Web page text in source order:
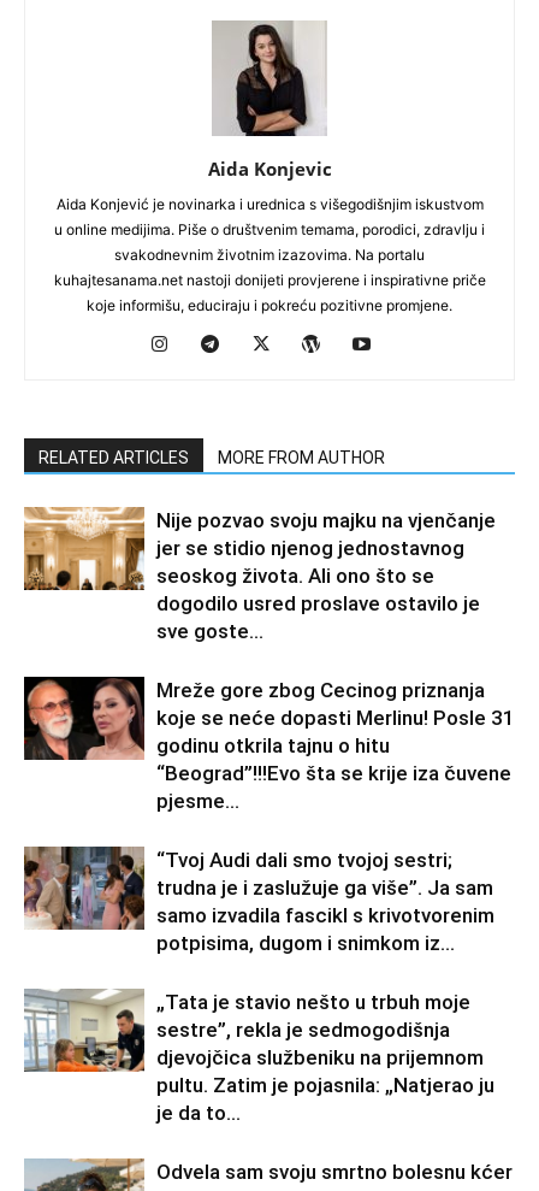
Aida Konjevic
Aida Konjević je novinarka i urednica s višegodišnjim iskustvom
u online medijima. Piše o društvenim temama, porodici, zdravlju i
svakodnevnim životnim izazovima. Na portalu
kuhajtesanama.net nastoji donijeti provjerene i inspirativne priče
koje informišu, educiraju i pokreću pozitivne promjene.
RELATED ARTICLES MORE FROM AUTHOR
Nije pozvao svoju majku na vjenčanje
jer se stidio njenog jednostavnog
seoskog života. Ali ono što se
dogodilo usred proslave ostavilo je
sve goste...
Mreže gore zbog Cecinog priznanja
koje se neće dopasti Merlinu! Posle 31
godinu otkrila tajnu o hitu
“Beograd”!!!Evo šta se krije iza čuvene
pjesme...
“Tvoj Audi dali smo tvojoj sestri;
trudna je i zaslužuje ga više”. Ja sam
samo izvadila fascikl s krivotvorenim
potpisima, dugom i snimkom iz...
„Tata je stavio nešto u trbuh moje
sestre”, rekla je sedmogodišnja
djevojčica službeniku na prijemnom
pultu. Zatim je pojasnila: „Natjerao ju
je da to...
Odvela sam svoju smrtno bolesnu kćer